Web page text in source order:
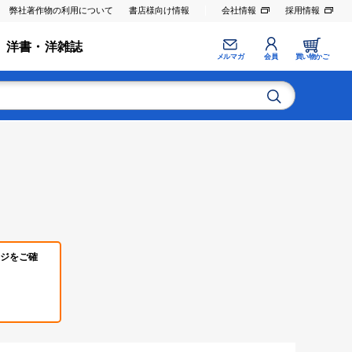
弊社著作物の利用について 書店様向け情報 会社情報 採用情報
洋書・洋雑誌
メルマガ 会員 買い物かご
をご確